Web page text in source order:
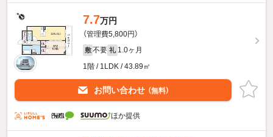
7.7万円
（管理費5,800円）
敷 不要 礼 1.0ヶ月
1階 / 1LDK / 43.89㎡
お問い合わせ （無料）
ほか提供